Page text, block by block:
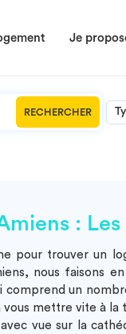
Je
RECHERCHER
:
pour trouver un
, nous faisons
comprend un
mettre vite à
vue sur la